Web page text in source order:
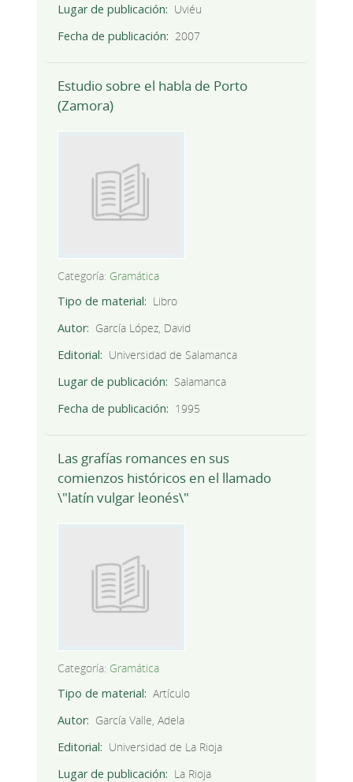
Lugar de publicación
Uviéu
Fecha de publicación
2007
Estudio sobre el habla de Porto
(Zamora)
Categoría: Gramática
Tipo de material
Libro
Autor
García López, David
Editorial
Universidad de Salamanca
Lugar de publicación
Salamanca
Fecha de publicación
1995
Las grafías romances en sus
comienzos históricos en el llamado
\"latín vulgar leonés\"
Categoría: Gramática
Tipo de material
Artículo
Autor
García Valle, Adela
Editorial
Universidad de La Rioja
Lugar de publicación
La Rioja